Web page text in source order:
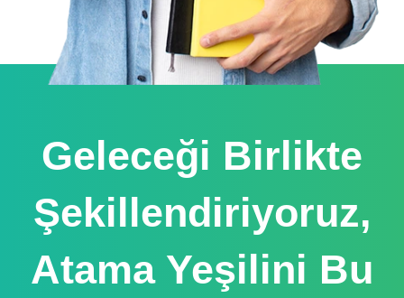
Geleceği Birlikte
Şekillendiriyoruz,
Atama Yeşilini Bu